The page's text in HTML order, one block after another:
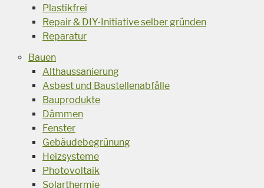
Plastikfrei
Repair & DIY-Initiative selber gründen
Reparatur
Bauen
Althaussanierung
Asbest und Baustellenabfälle
Bauprodukte
Dämmen
Fenster
Gebäudebegrünung
Heizsysteme
Photovoltaik
Solarthermie